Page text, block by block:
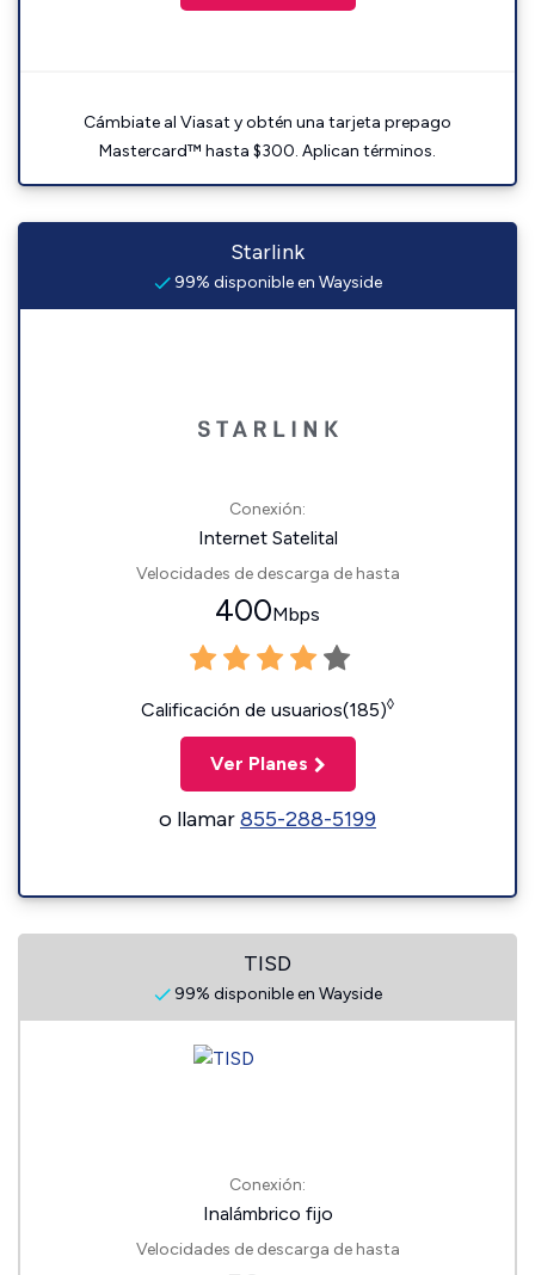
Cámbiate al Viasat y obtén una tarjeta prepago
Mastercard™ hasta $300. Aplican términos.
Starlink
99% disponible en Wayside
Conexión:
Internet Satelital
Velocidades de descarga de hasta
400Mbps
Calificación de usuarios(185)◊
Ver Planes
o llamar855-288-5199
TISD
99% disponible en Wayside
Conexión:
Inalámbrico fijo
Velocidades de descarga de hasta